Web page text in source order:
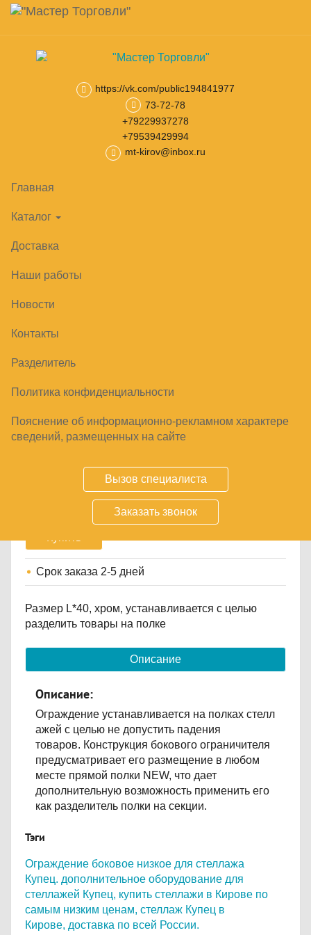
Skip
main
content
Навигация
https://vk.com/public194841977
73-72-78
+79229937278
+79539429994
mt-kirov@inbox.ru
Главная
Каталог
Доставка
Наши работы
Новости
Контакты
Разделитель
Политика конфиденциальности
Пояснение об информационно-рекламном характере
сведений, размещенных на сайте
Вызов специалиста
Заказать звонок
Корзина товар(ов)
Торговые стеллажи Комплектующие Купец
ОГРАЖДЕНИЕ БОКОВОЕ НИЗКОЕ NEW НА
ПОЛКУ КУПЕЦ
Срок заказа 2-5 дней
Размер L*40, хром, устанавливается с целью
разделить товары на полке
Описание
Описание:
Ограждение устанавливается на полках стелл
ажей с целью не допустить падения
товаров. Конструкция бокового ограничителя
предусматривает его размещение в любом
месте прямой полки NEW, что дает
дополнительную возможность применить его
как разделитель полки на секции.
Тэги
Ограждение боковое низкое для стеллажа
Купец. дополнительное оборудование для
стеллажей Купец, купить стеллажи в Кирове по
самым низким ценам, стеллаж Купец в
Кирове, доставка по всей России.